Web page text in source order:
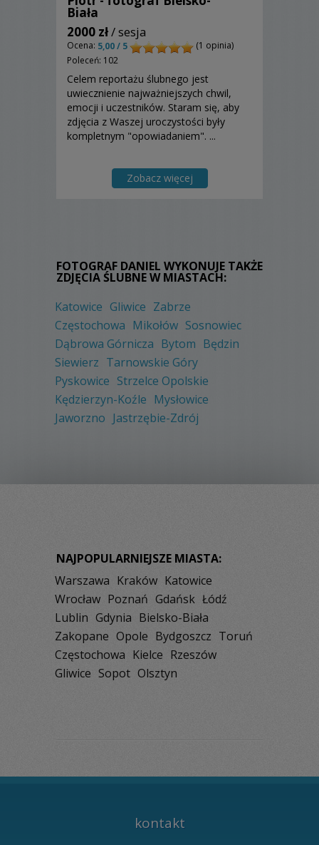
Biała
2000 zł/ sesja
Ocena: 5,00 / 5
(1 opinia)
Poleceń: 102
Celem reportażu ślubnego jest
uwiecznienie najważniejszych chwil,
emocji i uczestników. Staram się, aby
zdjęcia z Waszej uroczystości były
kompletnym "opowiadaniem". ...
Zobacz więcej
FOTOGRAF DANIEL WYKONUJE TAKŻE
ZDJĘCIA ŚLUBNE W MIASTACH:
Katowice Gliwice Zabrze
Częstochowa Mikołów Sosnowiec
Dąbrowa Górnicza Bytom Będzin
Siewierz Tarnowskie Góry
Pyskowice Strzelce Opolskie
Kędzierzyn-Koźle Mysłowice
Jaworzno Jastrzębie-Zdrój
NAJPOPULARNIEJSZE MIASTA:
Warszawa Kraków Katowice
Wrocław Poznań Gdańsk Łódź
Lublin Gdynia Bielsko-Biała
Zakopane Opole Bydgoszcz Toruń
Częstochowa Kielce Rzeszów
Gliwice Sopot Olsztyn
kontakt